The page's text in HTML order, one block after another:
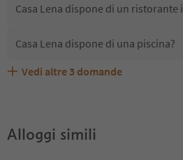
Casa Lena dispone di un ristorante
Casa Lena dispone di una piscina?
Casa Lena accetta animali domestici?
Quali servizi/attività sono
Gli ospiti di Casa Lena ricevono
Vedi altre 3 domande
Alloggi simili